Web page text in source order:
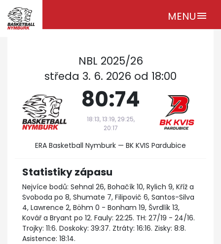
MENUmenu
NBL 2025/26
středa 3. 6. 2026 od 18:00
80:74
18:13, 13:19, 29:25,
20:17
ERA Basketball Nymburk — BK KVIS Pardubice
Statistiky zápasu
Nejvíce bodů: Sehnal 26, Bohačík 10, Rylich 9, Kříž a
Svoboda po 8, Shumate 7, Filipovič 6, Santos-Silva
4, Lawrence 2, Böhm 0 - Bonham 19, Švrdlík 13,
Kovář a Bryant po 12. Fauly: 22:25. TH: 27/19 - 24/16.
Trojky: 11:6. Doskoky: 39:37. Ztráty: 16:16. Zisky: 8:8.
Asistence: 18:14.